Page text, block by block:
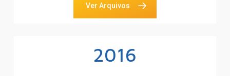
Ver Arquivos
2016